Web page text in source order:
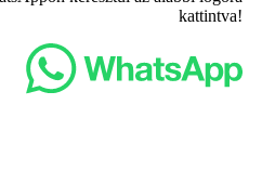
kattintva!